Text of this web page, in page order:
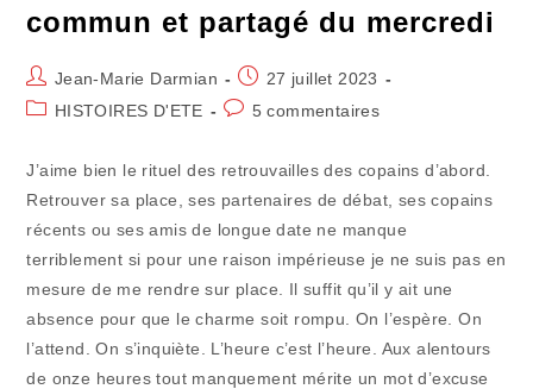
commun et partagé du mercredi
Auteur/autrice
de
Jean-Marie Darmian
Publication
publiée :
27 juillet 2023
PostHISTOIRES D'ETE
Commentaires
publication :
5 commentaires
J’aime bien le rituel des retrouvailles des copains d’abord.
Retrouver sa place, ses partenaires de débat, ses copains
récents ou ses amis de longue date ne manque
terriblement si pour une raison impérieuse je ne suis pas en
mesure de me rendre sur place. Il suffit qu’il y ait une
absence pour que le charme soit rompu. On l’espère. On
l’attend. On s’inquiète. L’heure c’est l’heure. Aux alentours
de onze heures tout manquement mérite un mot d’excuse